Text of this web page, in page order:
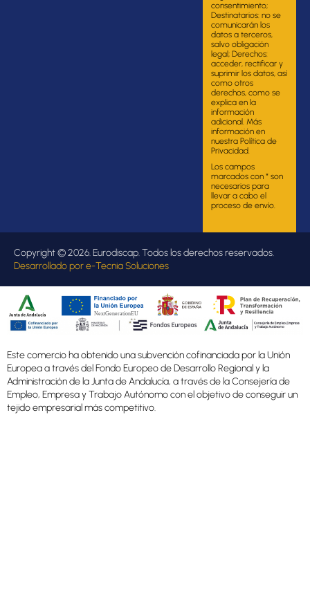
consentimiento;
Destinatarios: no se
comunicarán los
datos a terceros,
salvo obligación
legal; Derechos:
acceder, rectificar y
suprimir los datos, así
como otros
derechos, como se
explica en la
información
adicional. Más
información en
nuestra Política de
Privacidad.
Los campos
marcados con * son
necesarios para
llevar a cabo el
proceso de envío.
Copyright © 2026. Eurodiscap. Todos los derechos reservados.
Desarrollado pore-Tecnia Soluciones
Este comercio ha obtenido una subvención cofinanciada por la Unión
Europea a través del Fondo Europeo de Desarrollo Regional y la
Administración de la Junta de Andalucía, a través de la Consejería de
Empleo, Empresa y Trabajo Autónomo con el objetivo de conseguir un
tejido empresarial más competitivo.